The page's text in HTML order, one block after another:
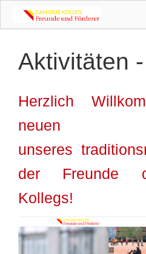
Aktivitäten
Aktivitäten
Herzlich
neuen
unseres
der Freunde
Kollegs!